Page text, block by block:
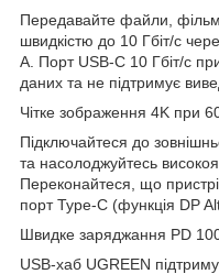
Передавайте файли,
швидкістю до 10 Гбіт/с
A. Порт USB-C 10 Гбіт/с
даних та не підтримує
Чітке зображення 4K при
Підключайтеся до
та насолоджуйтесь
Переконайтеся, що
порт Type-C (функція DP
Швидке заряджання PD
USB-хаб UGREEN